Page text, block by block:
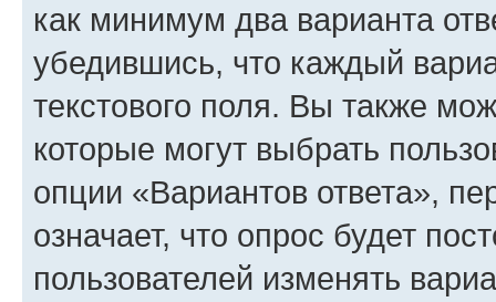
как минимум два варианта
убедившись, что каждый
текстового поля. Вы также
которые могут выбрать
опции «Вариантов ответа»,
означает, что опрос будет
пользователей изменять